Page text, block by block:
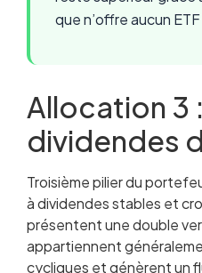
que n’offre aucun
Allocation 3
dividendes
Troisième pilier du
à dividendes stables et
présentent une double
appartiennent
cycliques et génèrent un